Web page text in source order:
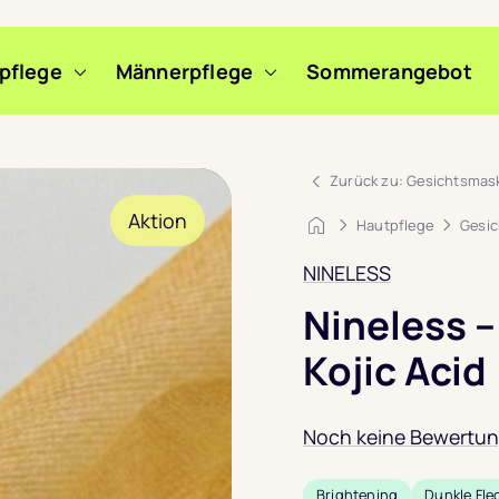
Männerpflege Sommerangebot
Aktion
Zurück zu:
Startseite
Hautpflege
NINELESS
Nineless
Kojic Acid
Noch keine
Brightening Dunkle